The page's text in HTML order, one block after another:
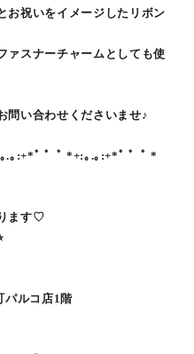
お祝いをイメージしたリボン
ァスナーチャームとしても使
問い合わせくださいませ♪
.｡:+*ﾟ ゜ﾟ *+:｡.｡:+*ﾟ ゜ﾟ *
ます♡
パルコ店1階